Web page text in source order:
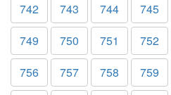
742
743 744 745
749
750 751 752
756
757 758 759